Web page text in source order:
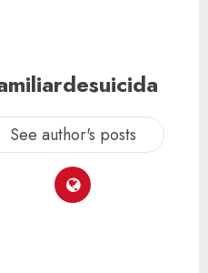
See author's posts